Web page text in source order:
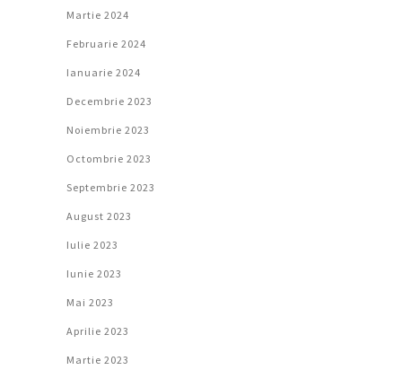
Martie 2024
Februarie 2024
Ianuarie 2024
Decembrie 2023
Noiembrie 2023
Octombrie 2023
Septembrie 2023
August 2023
Iulie 2023
Iunie 2023
Mai 2023
Aprilie 2023
Martie 2023